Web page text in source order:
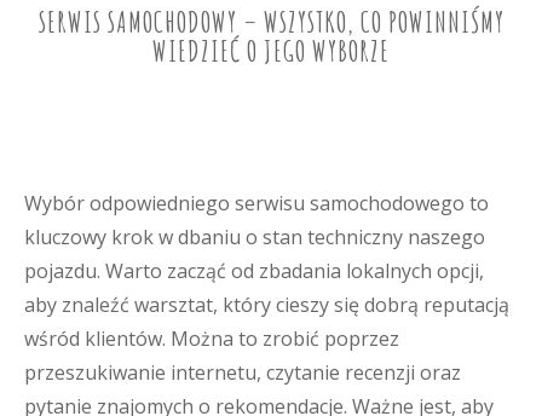
CONTENT
SERWIS SAMOCHODOWY – WSZYSTKO, CO POWINNIŚMY
WIEDZIEĆ O JEGO WYBORZE
Wybór odpowiedniego serwisu samochodowego to
kluczowy krok w dbaniu o stan techniczny naszego
pojazdu. Warto zacząć od zbadania lokalnych opcji,
aby znaleźć warsztat, który cieszy się dobrą reputacją
wśród klientów. Można to zrobić poprzez
przeszukiwanie internetu, czytanie recenzji oraz
pytanie znajomych o rekomendacje. Ważne jest, aby